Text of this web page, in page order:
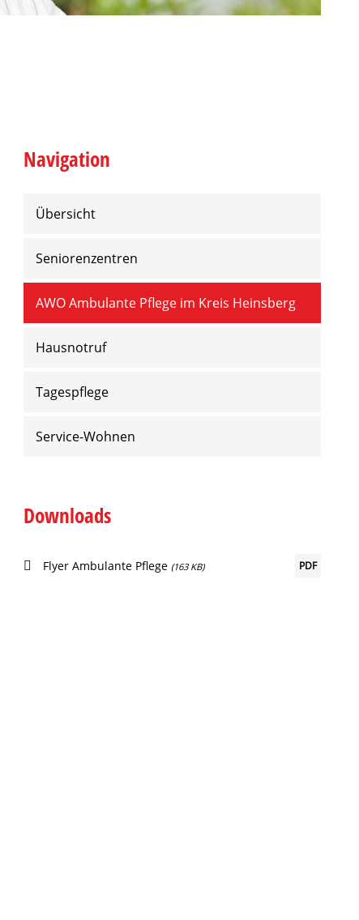
Navigation
Übersicht
Seniorenzentren
AWO Ambulante Pflege im Kreis Heinsberg
Hausnotruf
Tagespflege
Service-Wohnen
Downloads
Flyer Ambulante Pflege (163 KB) PDF